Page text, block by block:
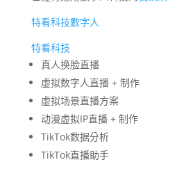
特看科技數字人
特看科技
真人换脸直播
虚拟数字人直播 + 制作
虚拟场景直播方案
动漫虚拟IP直播 + 制作
TikTok数据分析
TikTok直播助手